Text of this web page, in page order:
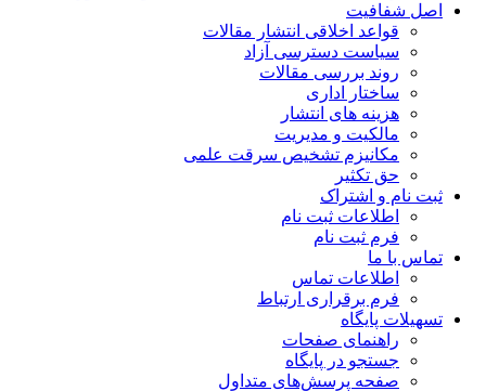
شفافیت
قواعد اخلاقی انتشار مقالات
سیاست دسترسی آزاد
روند بررسی مقالات
ساختار اداری
هزینه های انتشار
مالکیت و مدیریت
ﻣﮑﺎﻧﯿﺰم ﺗﺸﺨﯿﺺ ﺳﺮﻗﺖ ﻋﻠﻤﯽ
حق تکثیر
نام و اشتراک
اطلاعات ثبت نام
فرم ثبت نام
با ما
اطلاعات تماس
فرم برقراری ارتباط
پایگاه
راهنمای صفحات
جستجو در پایگاه
صفحه پرسش‌های متداول